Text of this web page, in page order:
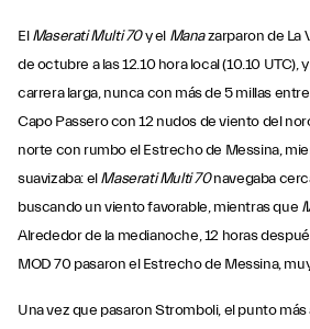
ElMaserati Multi 70y el Manazarparon de La
de octubre a las 12.10 hora local (10.10 UTC),
carrera larga, nunca con más de 5 millas
Capo Passero con 12 nudos de viento del
norte con rumbo el Estrecho de Messina,
suavizaba: elMaserati Multi 70navegaba
buscando un viento favorable, mientras que
Alrededor de la medianoche, 12 horas
MOD 70 pasaron el Estrecho de Messina,
Una vez que pasaron Stromboli, el punto